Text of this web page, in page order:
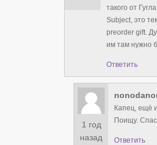
такого от
Subject, это
preorder gift.
им там нужно
Ответить
1 год
назад
Капец, ещё
Поищу.
Ответить